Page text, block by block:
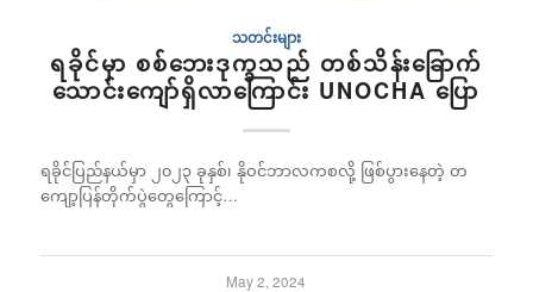
သတင်းများ
ရခိုင်မှာ စစ်ဘေးဒုက္ခသည် တစ်သိန်းခြောက်
သောင်းကျော်ရှိလာကြောင်း UNOCHA ပြော
ရခိုင်ပြည်နယ်မှာ ၂၀၂၃ ခုနှစ်၊ နိုဝင်ဘာလကစလို့ ဖြစ်ပွားနေတဲ့ တ
ကျော့ပြန်တိုက်ပွဲတွေကြောင့်…
May 2, 2024